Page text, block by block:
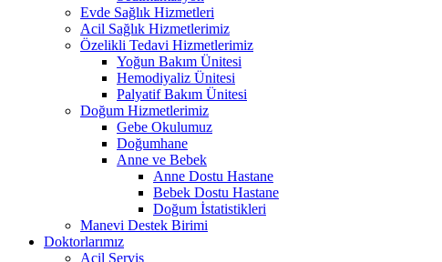
Evde Sağlık Hizmetleri
Acil Sağlık Hizmetlerimiz
Özelikli Tedavi Hizmetlerimiz
Yoğun Bakım Ünitesi
Hemodiyaliz Ünitesi
Palyatif Bakım Ünitesi
Doğum Hizmetlerimiz
Gebe Okulumuz
Doğumhane
Anne ve Bebek
Anne Dostu Hastane
Bebek Dostu Hastane
Doğum İstatistikleri
Manevi Destek Birimi
Doktorlarımız
Acil Servis